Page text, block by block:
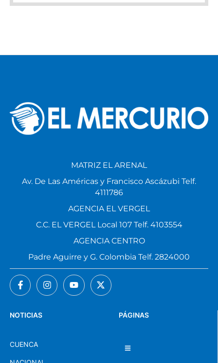
PÁGINAS
NOTICIAS
CUENCA
MATRIZ EL ARENAL
Av. De Las Américas y Francisco Ascázubi Telf.
4111786
AGENCIA EL VERGEL
C.C. EL VERGEL Local 107 Telf. 4103554
AGENCIA CENTRO
Padre Aguirre y G. Colombia Telf. 2824000